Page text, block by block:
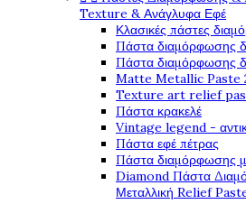
Texture & Ανάγλυφα Εφέ
Κλασικές πάστες
Πάστα διαμόρφωσης
Πάστα διαμόρφωσης
Matte Metallic Paste
Texture art relief
Πάστα κρακελέ
Vintage legend -
Πάστα εφέ πέτρας
Πάστα διαμόρφωσης
Diamond Πάστα
Μεταλλική Relief